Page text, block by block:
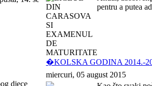
pentru a putea
djece
�KOLSKA GODINA 2014.-
miercuri, 05 august 2015